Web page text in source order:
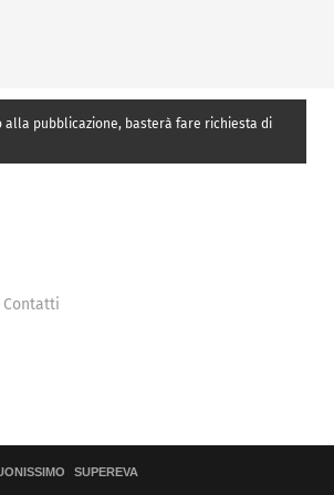
alla pubblicazione, basterà fare richiesta di
Contatti
SUPEREVA